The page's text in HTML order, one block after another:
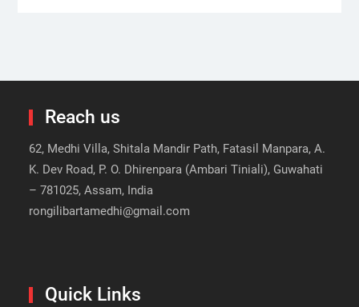
Reach us
62, Medhi Villa, Shitala Mandir Path, Fatasil Manpara, A.
K. Dev Road, P. O. Dhirenpara (Ambari Tiniali), Guwahati
– 781025, Assam, India
rongilibartamedhi@gmail.com
Quick Links